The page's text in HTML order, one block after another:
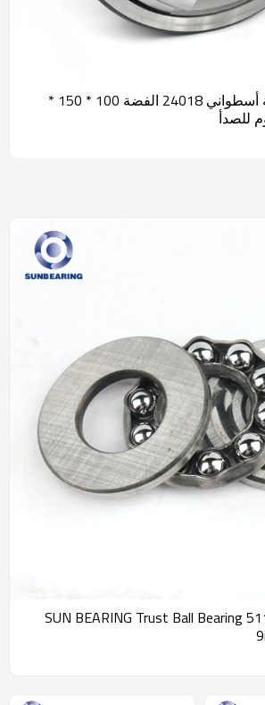
الشمس تحمل كروية أسطواني 24018 الفضة 100 * 150 *
SUN BEARING Trust Ball Bearing